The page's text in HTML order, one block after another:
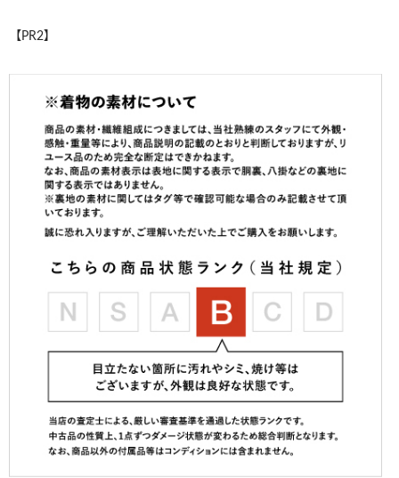
【PR2】